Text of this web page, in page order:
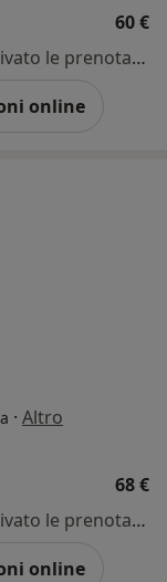
60 €
Questo dottore non ha ancora attivato le prenotazioni online presso questo indirizzo.
online
· Altro
68 €
Questo dottore non ha ancora attivato le prenotazioni online presso questo indirizzo.
online